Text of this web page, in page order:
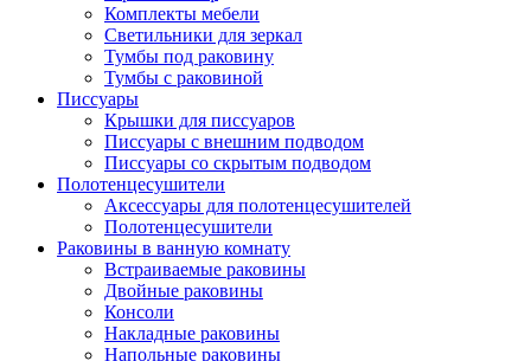
Комплекты мебели
Светильники для зеркал
Тумбы под раковину
Тумбы с раковиной
Писсуары
Крышки для писсуаров
Писсуары с внешним подводом
Писсуары со скрытым подводом
Полотенцесушители
Аксессуары для полотенцесушителей
Полотенцесушители
Раковины в ванную комнату
Встраиваемые раковины
Двойные раковины
Консоли
Накладные раковины
Напольные раковины